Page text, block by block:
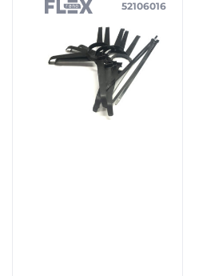
52106016